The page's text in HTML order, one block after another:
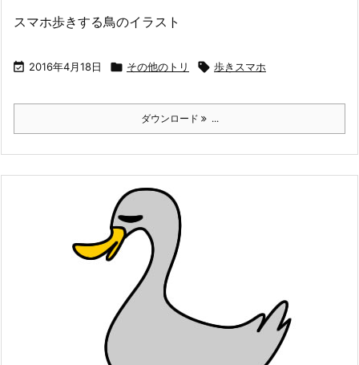
スマホ歩きする鳥のイラスト
 2016年4月18日  その他のトリ  歩きスマホ
ダウンロード ...